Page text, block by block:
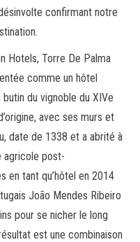
confirmant notre
Hotels, Torre De Palma
comme un hôtel
du vignoble du XIVe
avec ses murs et
date de 1338 et a abrité à
agricole post-
en tant qu’hôtel en 2014
João Mendes Ribeiro
pour se nicher le long
est une combinaison